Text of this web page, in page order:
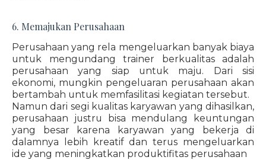
6. Memajukan Perusahaan
Perusahaan yang rela mengeluarkan banyak biaya
untuk mengundang trainer berkualitas adalah
perusahaan yang siap untuk maju. Dari sisi
ekonomi, mungkin pengeluaran perusahaan akan
bertambah untuk memfasilitasi kegiatan tersebut.
Namun dari segi kualitas karyawan yang dihasilkan,
perusahaan justru bisa mendulang keuntungan
yang besar karena karyawan yang bekerja di
dalamnya lebih kreatif dan terus mengeluarkan
ide yang meningkatkan produktifitas perusahaan